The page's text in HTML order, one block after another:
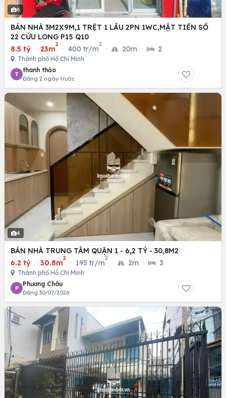
6
BÁN NHÀ 3M2X9M,1 TRỆT 1 LẦU 2PN 1WC,MẶT TIỀN SỐ
22 CỬU LONG P15 Q10
8.5 tỷ · 23m
2
· 400 tr/m
2
· 20m · 2
Thành phố Hồ Chí Minh
T
thanh thảo
Đăng 2 ngày trước
4
BÁN NHÀ TRUNG TÂM QUẬN 1 - 6,2 TỶ - 30,8M2
6.2 tỷ · 30.8m
2
· 195 tr/m
2
· 2m · 3
Thành phố Hồ Chí Minh
P
Phương Châu
Đăng 30/07/2026